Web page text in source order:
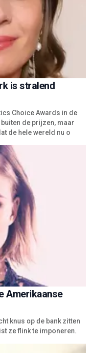
is stralend
Choice Awards in de
de prijzen, maar
de hele wereld nu o
Amerikaanse
knus op de bank zitten
ze flink te imponeren.